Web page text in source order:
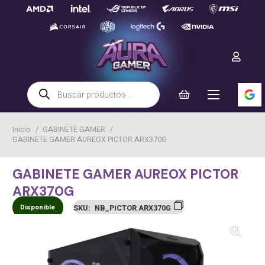
Búsqueda
de
productos
Inicio / GABINETE GAMER /
GABINETE GAMER AUREOX PICTOR ARX370G
GABINETE GAMER AUREOX PICTOR
ARX370G
Disponible SKU: NB_PICTOR ARX370G